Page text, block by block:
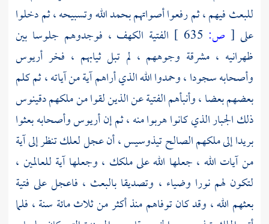
للبعث فيهم ، ثم رفعوا أصواتهم بحمد الله وتسبيحه ، ثم دخلوا
على [ ص:
الفتية الكهف ، فوجدوهم جلوسا بين
ظهرانيه ، مشرقة وجوههم ، لم تبل ثيابهم ، فخر أريوس
وأصحابه سجودا ، وحمدوا الله الذي أراهم آية من آياته ، ثم كلم
بعضهم بعضا ، وأنبأهم الفتية عن الذين لقوا من ملكهمدقينوس
ذلك الجبار الذي كانوا هربوا منه ، ثم إنأريوسوأصحابه بعثوا
بريدا إلى ملكهم الصالحتيذوسيس ،أن عجل لعلك تنظر إلى آية
من آيات الله ، جعلها الله على ملكك ، وجعلها آية للعالمين ،
لتكون لهم نورا وضياء ، وتصديقا بالبعث ، فاعجل على فتية
بعثهم الله ، وقد كان توفاهم منذ أكثر من ثلاث مائة سنة ، فلما